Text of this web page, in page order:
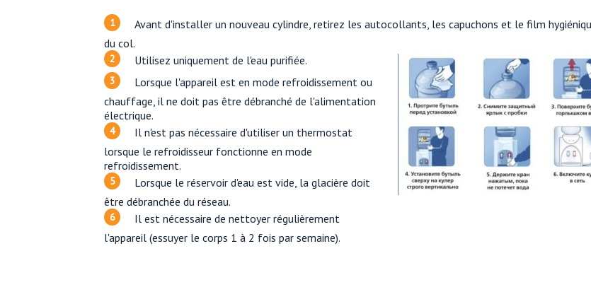
Avant d'installer un nouveau cylindre, retirez les autocollants, les capuchons et le film
du col.
Utilisez uniquement de l'eau purifiée.
Lorsque l'appareil est en mode refroidissement ou
chauffage, il ne doit pas être débranché de l'alimentation
électrique.
Il n'est pas nécessaire d'utiliser un thermostat
lorsque le refroidisseur fonctionne en mode
refroidissement.
Lorsque le réservoir d'eau est vide, la glacière doit
être débranchée du réseau.
Il est nécessaire de nettoyer régulièrement
l'appareil (essuyer le corps 1 à 2 fois par semaine).